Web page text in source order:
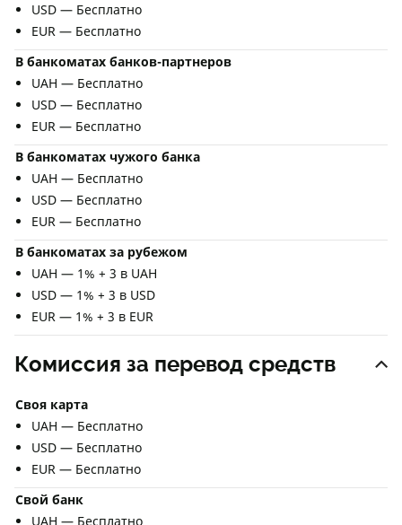
USD — Бесплатно
EUR — Бесплатно
В банкоматах банков-партнеров
UAH — Бесплатно
USD — Бесплатно
EUR — Бесплатно
В банкоматах чужого банка
UAH — Бесплатно
USD — Бесплатно
EUR — Бесплатно
В банкоматах за рубежом
UAH — 1% + 3 в UAH
USD — 1% + 3 в USD
EUR — 1% + 3 в EUR
Комиссия за перевод средств
Своя карта
UAH — Бесплатно
USD — Бесплатно
EUR — Бесплатно
Свой банк
UAH — Бесплатно